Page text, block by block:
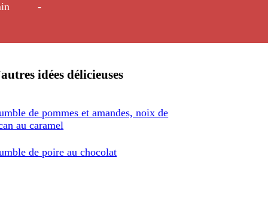
-
idées délicieuses
de pommes et amandes, noix de
au caramel
de poire au chocolat